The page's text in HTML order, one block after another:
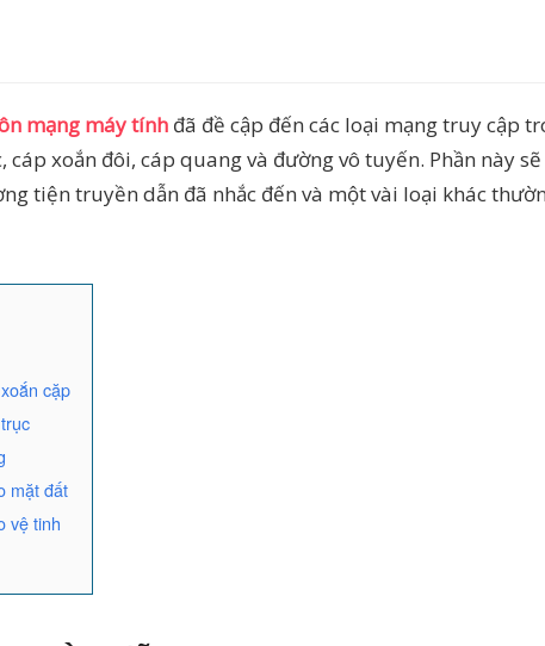
mạng máy tính đã đề cập đến các loại mạng truy cập
xoắn đôi, cáp quang và đường vô tuyến. Phần này
tiện truyền dẫn đã nhắc đến và một vài loại khác
cặp
mặt đất
vệ tinh